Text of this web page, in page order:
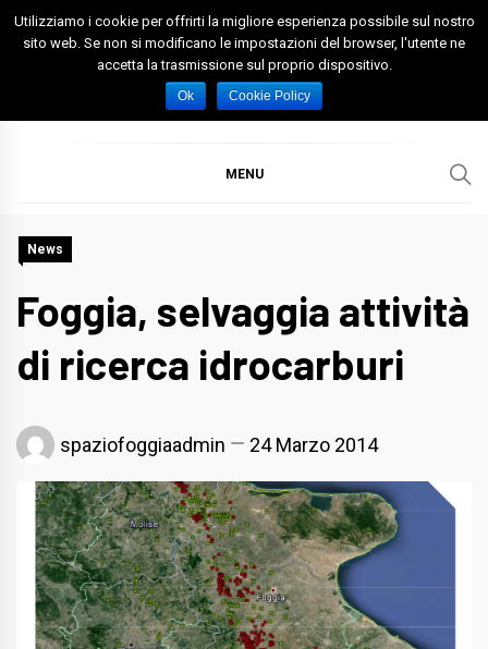
Skip
Spazio Foggia
Foggia News Calcio Eventi e Attività nella Capitanata
MENU
News
Foggia, selvaggia attività
di ricerca idrocarburi
spaziofoggiaadmin 24 Marzo 2014
Utilizziamo i cookie per offrirti la migliore esperienza possibile sul nostro
sito web. Se non si modificano le impostazioni del browser, l'utente ne
accetta la trasmissione sul proprio dispositivo.
Ok Cookie Policy